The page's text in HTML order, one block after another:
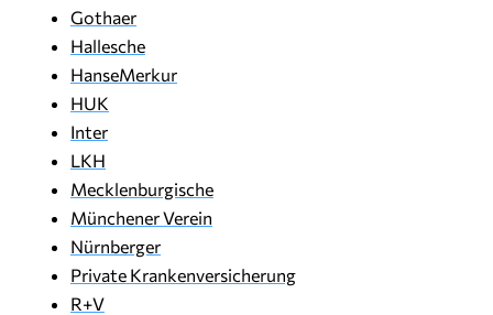
Gothaer
Hallesche
HanseMerkur
HUK
Inter
LKH
Mecklenburgische
Münchener Verein
Nürnberger
Private Krankenversicherung
R+V